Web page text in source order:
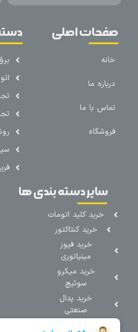
صفحات اصلی
خانه
درباره ما
تماس با ما
فروشگاه
سایر دسته بندی ها
خرید کلید اتومات
خرید کنتاکتور
خرید فیوز
مینیاتوری
خرید میکرو
سوئیچ
خرید پدال
صنعتی